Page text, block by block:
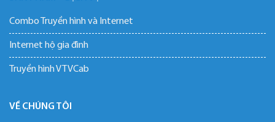
Combo Truyền hình và Internet
Internet hộ gia đình
Truyền hình VTVCab
VỀ CHÚNG TÔI